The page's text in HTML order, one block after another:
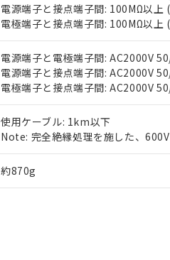
電源端子と接点端子間: 100MΩ以上
電極端子と接点端子間: 100MΩ以上
電源端子と電極端子間: AC2000V
電源端子と接点端子間: AC2000V
電極端子と接点端子間: AC2000V
使用ケーブル: 1km以下
Note: 完全絶縁処理を施した、
約870g
51物質の非含有証明書（当社基
※本証明書は発行日時点で非含
混在することから備考欄に対応
既に当社にて対応品への在庫
り割愛しております。